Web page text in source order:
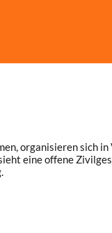
organisieren sich
eine offene